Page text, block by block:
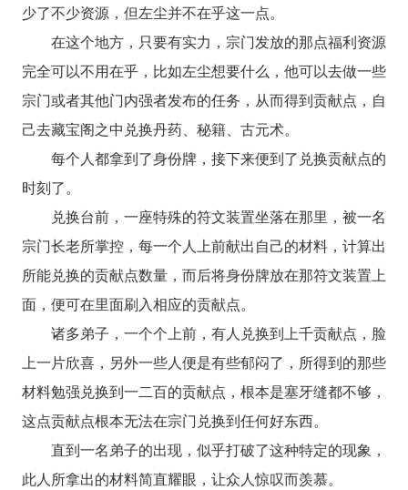
少了不少资源，但左尘并不在乎这一点。
在这个地方，只要有实力，宗门发放的那点福利资源
完全可以不用在乎，比如左尘想要什么，他可以去做一些
宗门或者其他门内强者发布的任务，从而得到贡献点，自
己去藏宝阁之中兑换丹药、秘籍、古元术。
每个人都拿到了身份牌，接下来便到了兑换贡献点的
时刻了。
兑换台前，一座特殊的符文装置坐落在那里，被一名
宗门长老所掌控，每一个人上前献出自己的材料，计算出
所能兑换的贡献点数量，而后将身份牌放在那符文装置上
面，便可在里面刷入相应的贡献点。
诸多弟子，一个个上前，有人兑换到上千贡献点，脸
上一片欣喜，另外一些人便是有些郁闷了，所得到的那些
材料勉强兑换到一二百的贡献点，根本是塞牙缝都不够，
这点贡献点根本无法在宗门兑换到任何好东西。
直到一名弟子的出现，似乎打破了这种特定的现象，
此人所拿出的材料简直耀眼，让众人惊叹而羡慕。